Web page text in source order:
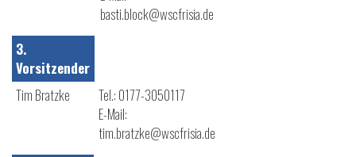
basti.block@wscfrisia.de
3.
Vorsitzender
Tim Bratzke
Tel.: 0177-3050117
E-Mail:
tim.bratzke@wscfrisia.de